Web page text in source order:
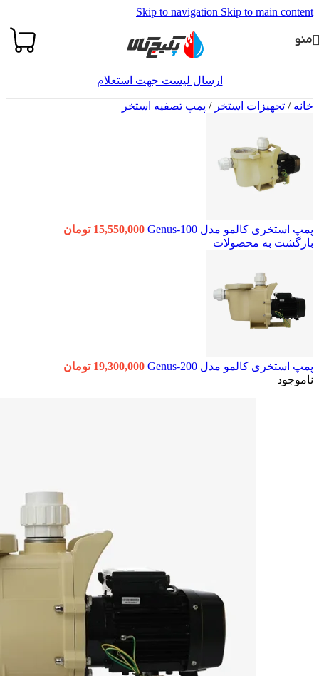
Skip to navigation Skip to main content
منو
ارسال لیست جهت استعلام
خانه/ تجهیزات استخر/ پمپ تصفیه استخر
پمپ استخری کالمو مدل Genus-100 15,550,000 تومان
بازگشت به محصولات
پمپ استخری کالمو مدل Genus-200 19,300,000 تومان
ناموجود